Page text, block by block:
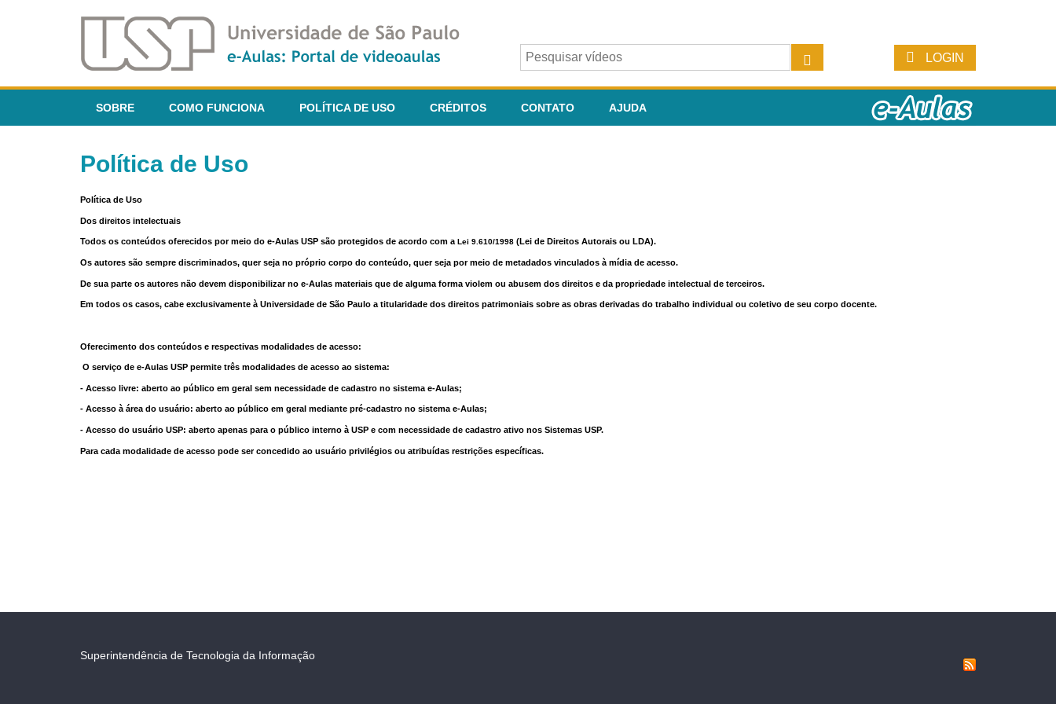
LOGIN
SOBRE COMO FUNCIONA POLÍTICA DE USO CRÉDITOS CONTATO AJUDA
Política de Uso
Política de Uso
Dos direitos intelectuais
Todos os conteúdos oferecidos por meio do e-Aulas USP são protegidos de acordo com a Lei 9.610/1998 (Lei de Direitos Autorais ou LDA).
Os autores são sempre discriminados, quer seja no próprio corpo do conteúdo, quer seja por meio de metadados vinculados à mídia de acesso.
De sua parte os autores não devem disponibilizar no e-Aulas materiais que de alguma forma violem ou abusem dos direitos e da propriedade intelectual de terceiros.
Em todos os casos, cabe exclusivamente à Universidade de São Paulo a titularidade dos direitos patrimoniais sobre as obras derivadas do trabalho individual ou coletivo de seu corpo docente.
Oferecimento dos conteúdos e respectivas modalidades de acesso:
O serviço de e-Aulas USP permite três modalidades de acesso ao sistema:
- Acesso livre: aberto ao público em geral sem necessidade de cadastro no sistema e-Aulas;
- Acesso à área do usuário: aberto ao público em geral mediante pré-cadastro no sistema e-Aulas;
- Acesso do usuário USP: aberto apenas para o público interno à USP e com necessidade de cadastro ativo nos Sistemas USP.
Para cada modalidade de acesso pode ser concedido ao usuário privilégios ou atribuídas restrições específicas.
Superintendência de Tecnologia da Informação